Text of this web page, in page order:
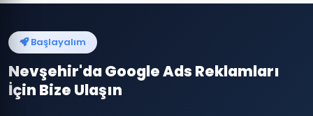
Başlayalım
Nevşehir'da Google Ads Reklamları
İçin Bize Ulaşın